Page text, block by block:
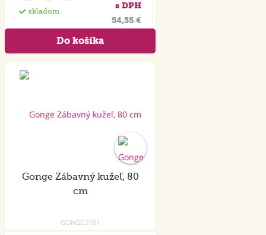
skladom
s DPH
54,55 €
Gonge Zábavný kužeľ, 80
cm
GONGE.2101